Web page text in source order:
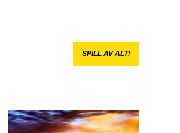
SPILL AV ALT!